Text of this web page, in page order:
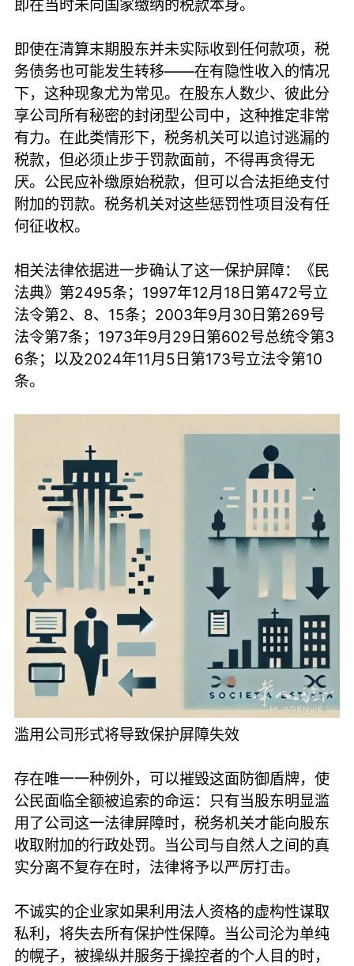
即在当时未向国家缴纳的税款本身。
即使在清算末期股东并未实际收到任何款项，税
务债务也可能发生转移——在有隐性收入的情况
下，这种现象尤为常见。在股东人数少、彼此分
享公司所有秘密的封闭型公司中，这种推定非常
有力。在此类情形下，税务机关可以追讨逃漏的
税款，但必须止步于罚款面前，不得再贪得无
厌。公民应补缴原始税款，但可以合法拒绝支付
附加的罚款。税务机关对这些惩罚性项目没有任
何征收权。
相关法律依据进一步确认了这一保护屏障：《民
法典》第2495条；1997年12月18日第472号立
法令第2、8、15条；2003年9月30日第269号
法令第7条；1973年9月29日第602号总统令第3
6条；以及2024年11月5日第173号立法令第10
条。
滥用公司形式将导致保护屏障失效
存在唯一一种例外，可以摧毁这面防御盾牌，使
公民面临全额被追索的命运：只有当股东明显滥
用了公司这一法律屏障时，税务机关才能向股东
收取附加的行政处罚。当公司与自然人之间的真
实分离不复存在时，法律将予以严厉打击。
不诚实的企业家如果利用法人资格的虚构性谋取
私利，将失去所有保护性保障。当公司沦为单纯
的幌子，被操纵并服务于操控者的个人目的时，